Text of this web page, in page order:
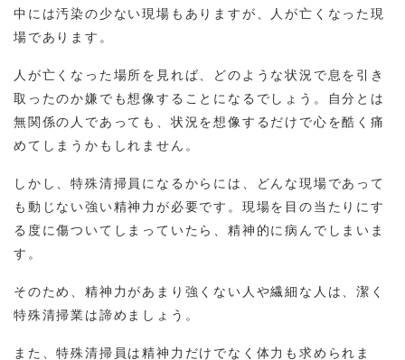
中には汚染の少ない現場もありますが、人が亡くなった現
場であります。
人が亡くなった場所を見れば、どのような状況で息を引き
取ったのか嫌でも想像することになるでしょう。自分とは
無関係の人であっても、状況を想像するだけで心を酷く痛
めてしまうかもしれません。
しかし、特殊清掃員になるからには、どんな現場であって
も動じない強い精神力が必要です。現場を目の当たりにす
る度に傷ついてしまっていたら、精神的に病んでしまいま
す。
そのため、精神力があまり強くない人や繊細な人は、潔く
特殊清掃業は諦めましょう。
また、特殊清掃員は精神力だけでなく体力も求められま